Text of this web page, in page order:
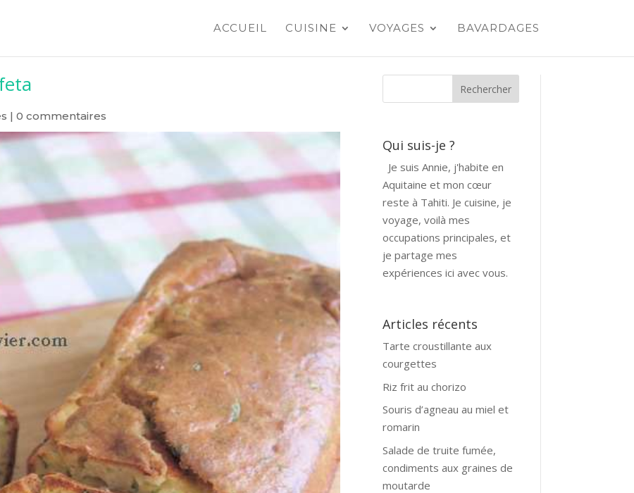
ACCUEIL CUISINE VOYAGES BAVARDAGES
| 0 commentaires
Qui suis-je ?
Je suis Annie, j'habite en
Aquitaine et mon cœur
reste à Tahiti. Je cuisine, je
voyage, voilà mes
occupations principales, et
je partage mes
expériences ici avec vous.
Articles récents
Tarte croustillante aux
courgettes
Riz frit au chorizo
Souris d’agneau au miel et
romarin
Salade de truite fumée,
condiments aux graines de
moutarde